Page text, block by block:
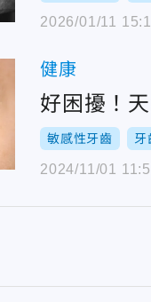
2026/01/11
健康
好困擾！
敏感性牙齒 牙
2024/11/01